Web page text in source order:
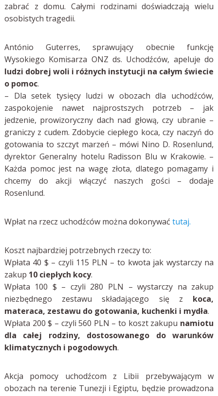
zabrać z domu. Całymi rodzinami doświadczają wielu
osobistych tragedii.
António Guterres, sprawujący obecnie funkcję
Wysokiego Komisarza ONZ ds. Uchodźców, apeluje do
ludzi dobrej woli i różnych instytucji na całym świecie
o pomoc.
– Dla setek tysięcy ludzi w obozach dla uchodźców,
zaspokojenie nawet najprostszych potrzeb – jak
jedzenie, prowizoryczny dach nad głową, czy ubranie –
graniczy z cudem. Zdobycie ciepłego koca, czy naczyń do
gotowania to szczyt marzeń – mówi Nino D. Rosenlund,
dyrektor Generalny hotelu Radisson Blu w Krakowie. –
Każda pomoc jest na wagę złota, dlatego pomagamy i
chcemy do akcji włączyć naszych gości – dodaje
Rosenlund.
Wpłat na rzecz uchodźców można dokonywać tutaj.
Koszt najbardziej potrzebnych rzeczy to:
Wpłata 40 $ – czyli 115 PLN – to kwota jak wystarczy na
zakup 10 ciepłych kocy.
Wpłata 100 $ – czyli 280 PLN – wystarczy na zakup
niezbędnego zestawu składającego się z koca,
materaca, zestawu do gotowania, kuchenki i mydła.
Wpłata 200 $ – czyli 560 PLN – to koszt zakupu namiotu
dla całej rodziny, dostosowanego do warunków
klimatycznych i pogodowych.
Akcja pomocy uchodźcom z Libii przebywającym w
obozach na terenie Tunezji i Egiptu, będzie prowadzona